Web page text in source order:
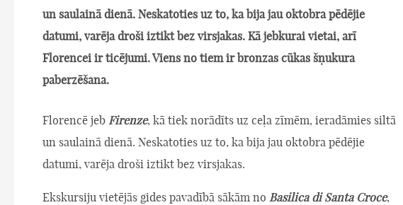
un saulainā dienā. Neskatoties uz to, ka bija jau oktobra pēdējie
datumi, varēja droši iztikt bez virsjakas. Kā jebkurai vietai, arī
Florencei ir ticējumi. Viens no tiem ir bronzas cūkas šņukura
paberzēšana.
Florencē jeb Firenze, kā tiek norādīts uz ceļa zīmēm, ieradāmies siltā
un saulainā dienā. Neskatoties uz to, ka bija jau oktobra pēdējie
datumi, varēja droši iztikt bez virsjakas.
Ekskursiju vietējās gides pavadībā sākām no Basilica di Santa Croce,